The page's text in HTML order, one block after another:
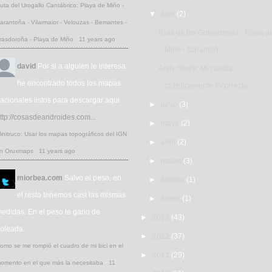
del Urogallo Cantábrico: Playa de Miño -
- Vilarmaior - Velouzas - Bemantes -
- Playa de Miño · 11 years ago
david Por si a alguien le interesa
he encontrado todos los mapas
listos para descargar aqui
cosasdeandroides.com...
Usar los mapas topográficos del IGN
Oruxmaps · 11 years ago
miorbea.com Salvo el peso, en
el resto tenemos casi las mismas
En el peso te gano de
se me rompió el cuadro de mi bici en el
en el que más la necesitaba · 11
▼ (2)
► (3)
► (2)
► (2)
► (3)
► (1)
► (1)
► (43)
► (37)
► (29)